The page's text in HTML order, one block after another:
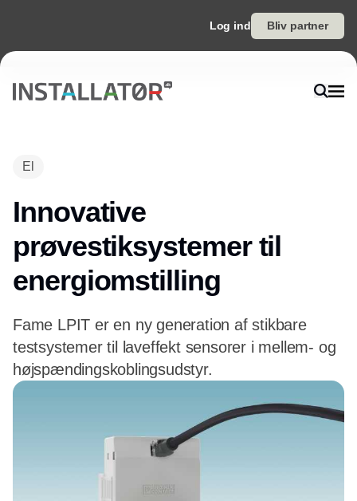
Log ind Bliv partner
El
Innovative
prøvestiksystemer til
energiomstilling
Fame LPIT er en ny generation af stikbare
testsystemer til laveffekt sensorer i mellem- og
højspændingskoblingsudstyr.